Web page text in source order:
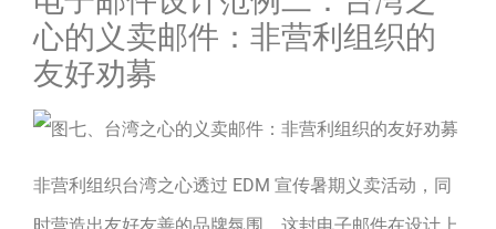
心的义卖邮件：非营利组织的
友好劝募
非营利组织台湾之心透过 EDM 宣传暑期义卖活动，同
时营造出友好友善的品牌氛围。这封电子邮件在设计上